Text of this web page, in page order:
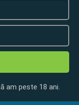
am peste 18 ani.